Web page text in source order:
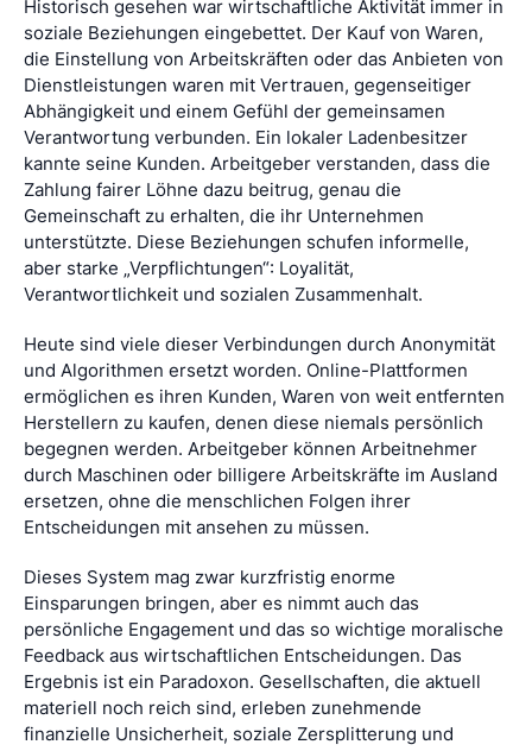
Historisch gesehen war wirtschaftliche Aktivität immer in
soziale Beziehungen eingebettet. Der Kauf von Waren,
die Einstellung von Arbeitskräften oder das Anbieten von
Dienstleistungen waren mit Vertrauen, gegenseitiger
Abhängigkeit und einem Gefühl der gemeinsamen
Verantwortung verbunden. Ein lokaler Ladenbesitzer
kannte seine Kunden. Arbeitgeber verstanden, dass die
Zahlung fairer Löhne dazu beitrug, genau die
Gemeinschaft zu erhalten, die ihr Unternehmen
unterstützte. Diese Beziehungen schufen informelle,
aber starke „Verpflichtungen“: Loyalität,
Verantwortlichkeit und sozialen Zusammenhalt.
Heute sind viele dieser Verbindungen durch Anonymität
und Algorithmen ersetzt worden. Online-Plattformen
ermöglichen es ihren Kunden, Waren von weit entfernten
Herstellern zu kaufen, denen diese niemals persönlich
begegnen werden. Arbeitgeber können Arbeitnehmer
durch Maschinen oder billigere Arbeitskräfte im Ausland
ersetzen, ohne die menschlichen Folgen ihrer
Entscheidungen mit ansehen zu müssen.
Dieses System mag zwar kurzfristig enorme
Einsparungen bringen, aber es nimmt auch das
persönliche Engagement und das so wichtige moralische
Feedback aus wirtschaftlichen Entscheidungen. Das
Ergebnis ist ein Paradoxon. Gesellschaften, die aktuell
materiell noch reich sind, erleben zunehmende
finanzielle Unsicherheit, soziale Zersplitterung und